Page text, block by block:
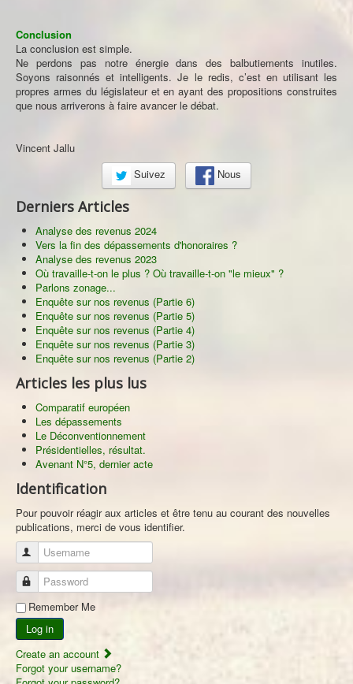
Conclusion
La conclusion est simple.
Ne perdons pas notre énergie dans des balbutiements inutiles.
Soyons raisonnés et intelligents. Je le redis, c’est en utilisant les
propres armes du législateur et en ayant des propositions construites
que nous arriverons à faire avancer le débat.
Vincent Jallu
Suivez
Nous
Derniers Articles
Analyse des revenus 2024
Vers la fin des dépassements d'honoraires ?
Analyse des revenus 2023
Où travaille-t-on le plus ? Où travaille-t-on "le mieux" ?
Parlons zonage...
Enquête sur nos revenus (Partie 6)
Enquête sur nos revenus (Partie 5)
Enquête sur nos revenus (Partie 4)
Enquête sur nos revenus (Partie 3)
Enquête sur nos revenus (Partie 2)
Articles les plus lus
Comparatif européen
Les dépassements
Le Déconventionnement
Présidentielles, résultat.
Avenant N°5, dernier acte
Identification
Pour pouvoir réagir aux articles et être tenu au courant des nouvelles
publications, merci de vous identifier.
Username
Password
Remember Me
Log in
Create an account
Forgot your username?